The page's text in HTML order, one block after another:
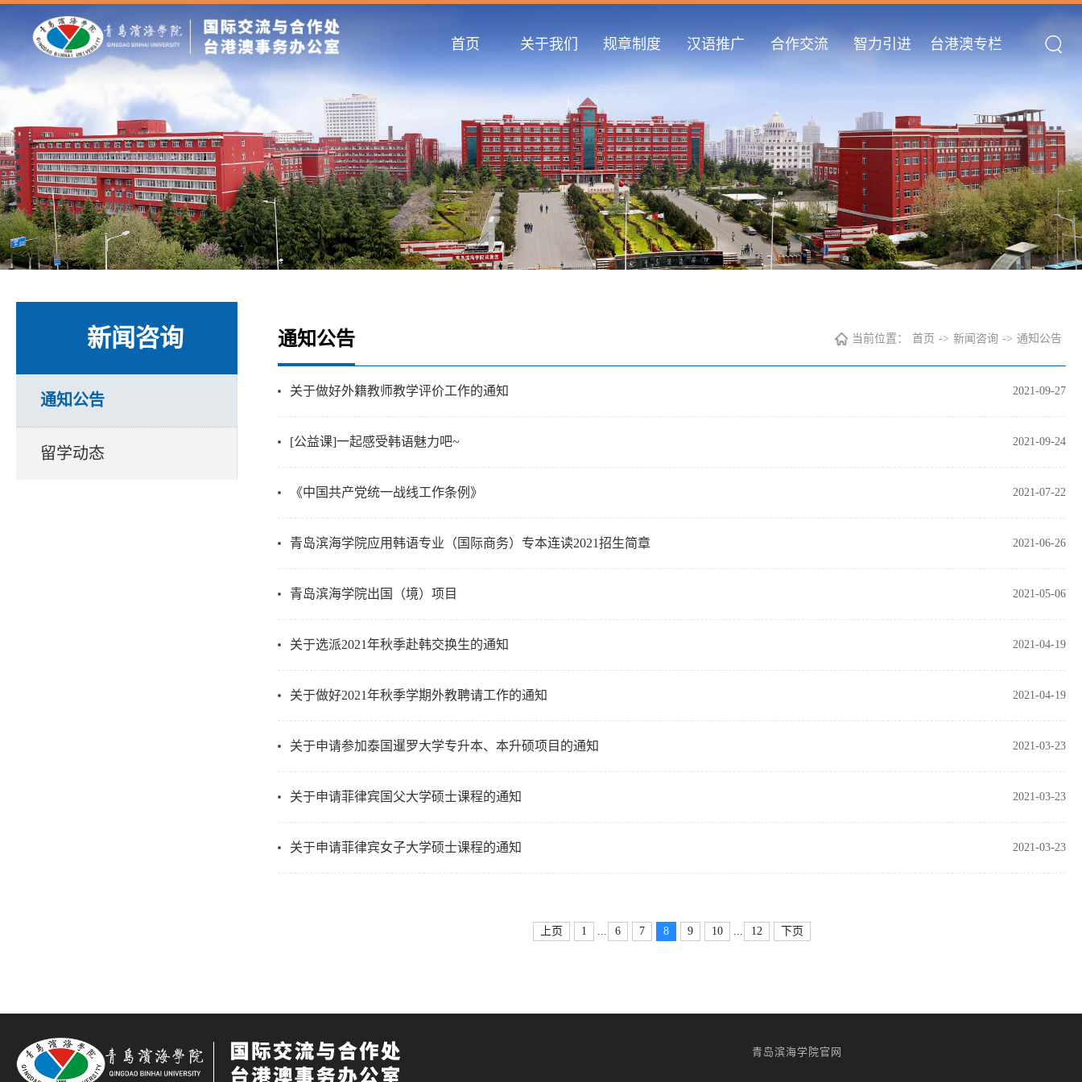
首页 关于我们 规章制度 汉语推广 合作交流 智力引进 台港澳专栏
新闻咨询
通知公告
留学动态
通知公告 当前位置： 首页 -> 新闻咨询 -> 通知公告
2021-09-27
关于做好外籍教师教学评价工作的通知
2021-09-24
[公益课]一起感受韩语魅力吧~
2021-07-22
《中国共产党统一战线工作条例》
2021-06-26
青岛滨海学院应用韩语专业（国际商务）专本连读2021招生简章
2021-05-06
青岛滨海学院出国（境）项目
2021-04-19
关于选派2021年秋季赴韩交换生的通知
2021-04-19
关于做好2021年秋季学期外教聘请工作的通知
2021-03-23
关于申请参加泰国暹罗大学专升本、本升硕项目的通知
2021-03-23
关于申请菲律宾国父大学硕士课程的通知
2021-03-23
关于申请菲律宾女子大学硕士课程的通知
上页 1 6 7 8 9 10 12 下页
青岛滨海学院官网